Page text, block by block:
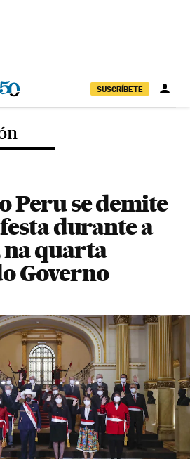
SUSCRÍBETE
Peru se demite
durante a
quarta
Governo